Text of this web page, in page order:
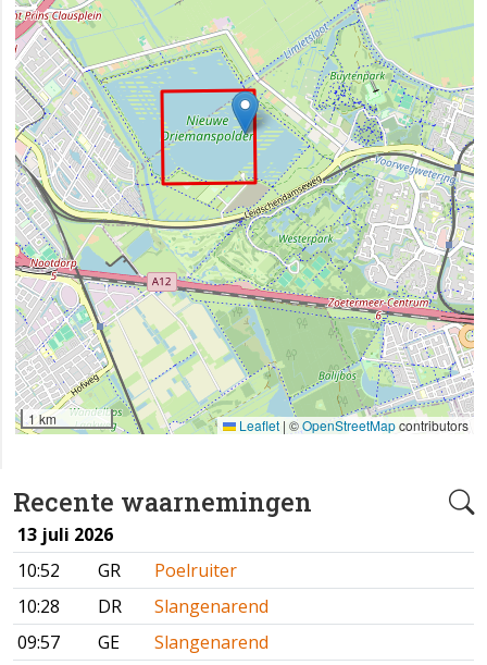
Recente waarnemingen
13 juli 2026
10:52
GR
Poelruiter
10:28
DR
Slangenarend
09:57
GE
Slangenarend
1 km Leaflet | ©OpenStreetMapcontributors